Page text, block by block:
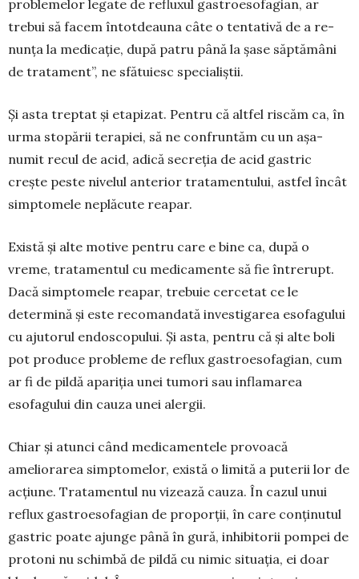
problemelor legate de refluxul gastroeso­fa­gian, ar
trebui să facem întot­deauna câte o tentativă de a re­
nunța la medicație, după patru până la șase săptămâni
de tratament”, ne sfă­tuiesc specialiștii.
Și asta treptat și etapizat. Pentru că altfel riscăm ca, în
urma stopării terapiei, să ne confrun­tăm cu un așa-
numit recul de acid, adică secreția de acid gastric
crește peste nivelul anterior tratamentului, ast­fel încât
simpto­mele neplăcute rea­par.
Există și alte motive pentru care e bine ca, după o
vreme, trata­mentul cu me­dicamente să fie întrerupt.
Dacă simpto­mele reapar, trebuie cercetat ce le
determi­nă și este recomandată inves­tigarea esofa­gului
cu ajutorul endosco­pu­lui. Și asta, pentru că și alte boli
pot produce probleme de reflux gastroesofagian, cum
ar fi de pildă apa­riția unei tumori sau infla­marea
esofagului din cau­za unei alergii.
Chiar și atunci când medicamentele provoacă
ameliorarea simptomelor, există o limită a puterii lor de
acțiune. Tratamentul nu vizează cauza. În cazul unui
reflux gastroeso­fagian de proporții, în ­­care conți­nutul
gastric poate ajunge până în gură, inhi­bitorii pom­pei de
protoni nu schim­bă de pildă cu nimic situația, ei doar